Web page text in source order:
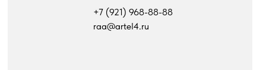
‎+7 (921) 968-88-88
raa@artel4.ru